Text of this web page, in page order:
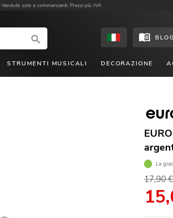
Venduto solo a commercianti. Prezzi più IVA
BLOG
STRUMENTI MUSICALI DECORAZIONE
La
17,90 €